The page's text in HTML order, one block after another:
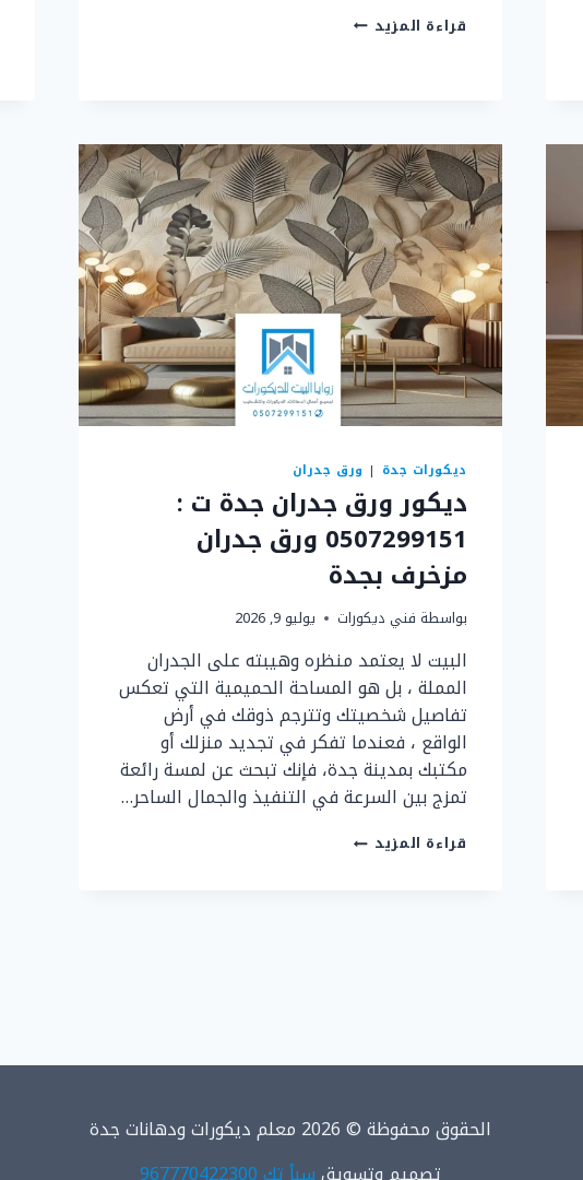
قراءة المزيد تركيب
ديكورات
فوم
للابواب
بجدة
ديكورات جدة | ورق جدران
ديكور ورق جدران جدة ت :
0507299151 ورق جدران
مزخرف بجدة
بواسطة فني ديكورات يوليو 9, 2026
البيت لا يعتمد منظره وهيبته على الجدران
المملة ، بل هو المساحة الحميمية التي تعكس
تفاصيل شخصيتك وتترجم ذوقك في أرض
الواقع ، فعندما تفكر في تجديد منزلك أو
مكتبك بمدينة جدة، فإنك تبحث عن لمسة رائعة
تمزج بين السرعة في التنفيذ والجمال الساحر…
قراءة المزيد ديكور
الحقوق محفوظة © 2026 معلم ديكورات ودهانات جدة